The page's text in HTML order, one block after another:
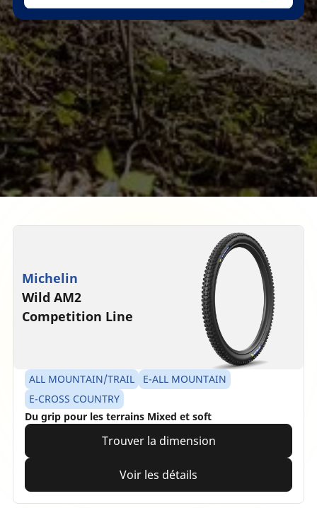
Michelin
Wild AM2
Competition Line
ALL MOUNTAIN/TRAIL
E-ALL MOUNTAIN
E-CROSS COUNTRY
Du grip pour les terrains Mixed et soft
Trouver la dimension
Voir les détails